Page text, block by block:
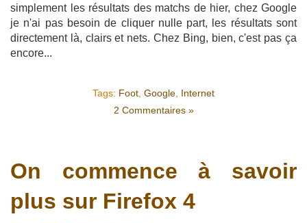
simplement les résultats des matchs de hier, chez Google
je n'ai pas besoin de cliquer nulle part, les résultats sont
directement là, clairs et nets. Chez Bing, bien, c'est pas ça
encore...
Tags: Foot Google Internet
2 Commentaires »
On commence à savoir
plus sur Firefox 4